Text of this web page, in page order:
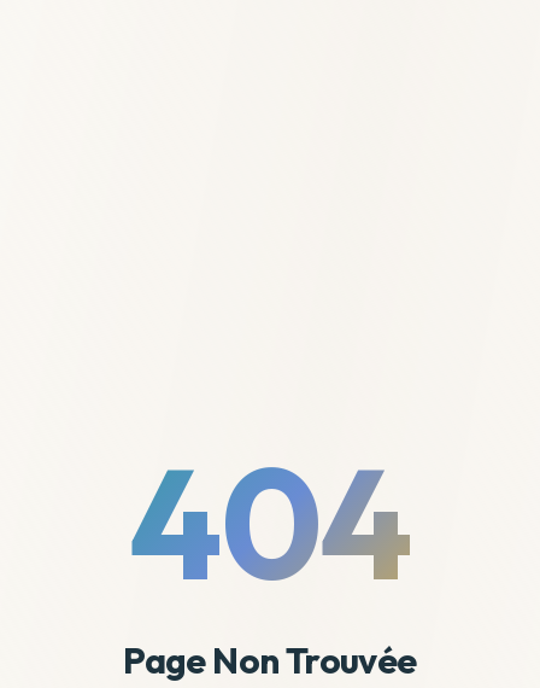
404
Page Non Trouvée